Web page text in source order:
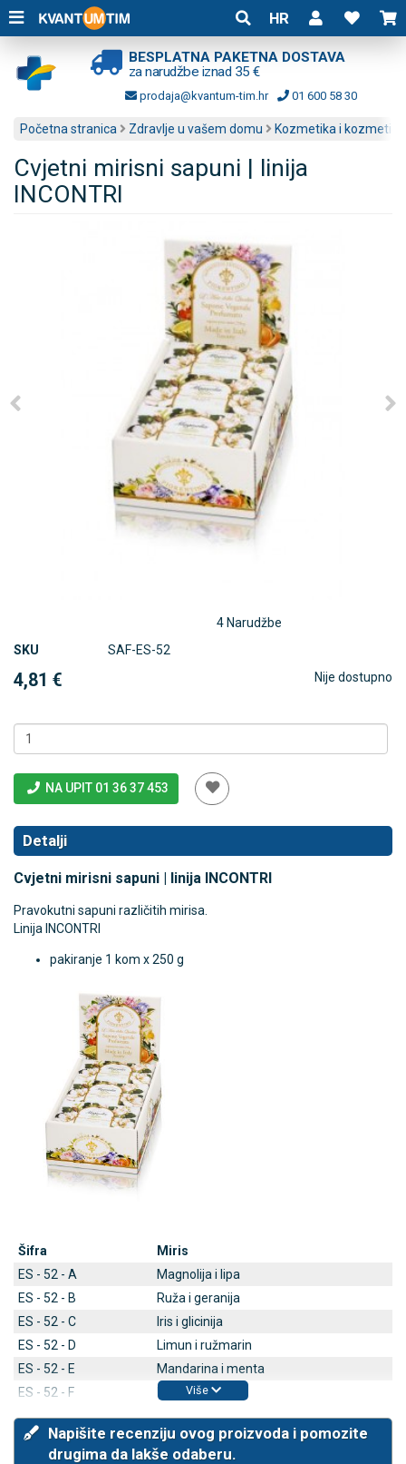
HR
BESPLATNA PAKETNA DOSTAVA
za narudžbe iznad 35 €
prodaja@kvantum-tim.hr 01 600 58 30
Početna stranica Zdravlje u vašem domu Kozmetika i
Cvjetni mirisni sapuni | linija
INCONTRI
4 Narudžbe
SKU
SAF-ES-52
4,81 € Nije dostupno
NA UPIT 01 36 37 453
Detalji
Cvjetni mirisni sapuni | linija INCONTRI
Pravokutni sapuni različitih mirisa.
Linija INCONTRI
pakiranje 1 kom x 250 g
Šifra
Miris
ES - 52 - A
Magnolija i lipa
ES - 52 - B
Ruža i geranija
ES - 52 - C
Iris i glicinija
ES - 52 - D
Limun i ružmarin
ES - 52 - E
Mandarina i menta
ES - 52 - F
Narcis i nar
Više
Napišite recenziju ovog proizvoda i pomozite
drugima da lakše odaberu.